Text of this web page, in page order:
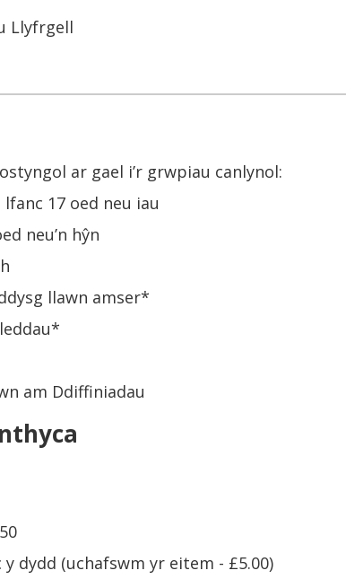
Llyfrgell
ar gael i’r grwpiau canlynol:
17 oed neu iau
neu’n hŷn
llawn amser*
am Ddiffiniadau
y dydd (uchafswm yr eitem - £5.00)